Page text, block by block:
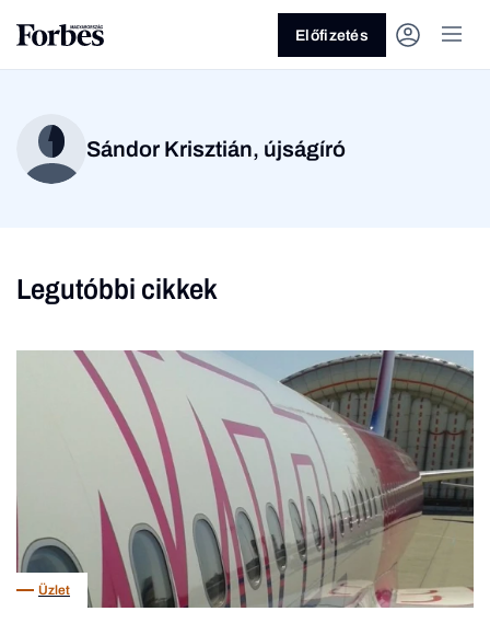
Előfizetés
Sándor Krisztián, újságíró
Legutóbbi cikkek
Üzlet